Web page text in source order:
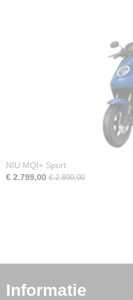
NIU MQI+ Sport
€ 2.799,00 € 2.899,00
Informatie